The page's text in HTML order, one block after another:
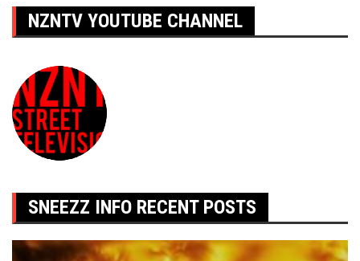
NZNTV YOUTUBE CHANNEL
SNEEZZ INFO RECENT POSTS